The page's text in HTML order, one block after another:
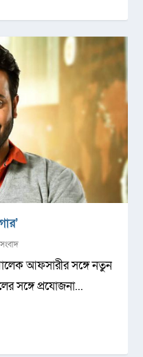
আফসারীর সঙ্গে নতুন
সঙ্গে প্রযোজনা...